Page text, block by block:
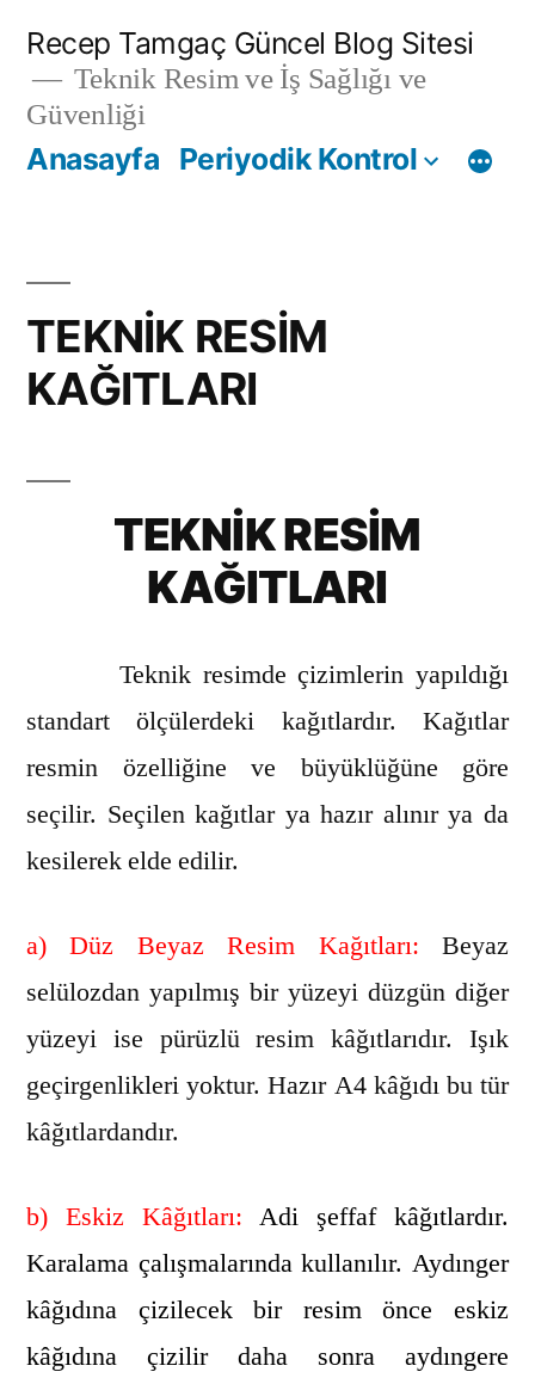
Recep Tamgaç Güncel Blog Sitesi
Teknik Resim ve İş Sağlığı ve
Güvenliği
Anasayfa Periyodik Kontrol
TEKNİK RESİM
KAĞITLARI
TEKNİK RESİM
KAĞITLARI
Teknik resimde çizimlerin yapıldığı
standart ölçülerdeki kağıtlardır. Kağıtlar
resmin özelliğine ve büyüklüğüne göre
seçilir. Seçilen kağıtlar ya hazır alınır ya da
kesilerek elde edilir.
a) Düz Beyaz Resim Kağıtları: Beyaz
selülozdan yapılmış bir yüzeyi düzgün diğer
yüzeyi ise pürüzlü resim kâğıtlarıdır. Işık
geçirgenlikleri yoktur. Hazır A4 kâğıdı bu tür
kâğıtlardandır.
b) Eskiz Kâğıtları:Adi şeffaf kâğıtlardır.
Karalama çalışmalarında kullanılır. Aydınger
kâğıdına çizilecek bir resim önce eskiz
kâğıdına çizilir daha sonra aydıngere